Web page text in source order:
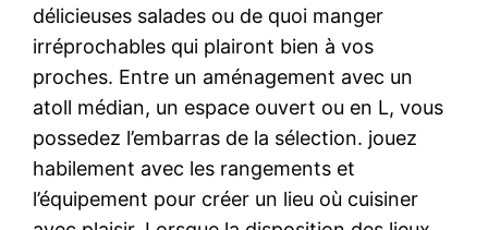
délicieuses salades ou de quoi manger
irréprochables qui plairont bien à vos
proches. Entre un aménagement avec un
atoll médian, un espace ouvert ou en L, vous
possedez l’embarras de la sélection. jouez
habilement avec les rangements et
l’équipement pour créer un lieu où cuisiner